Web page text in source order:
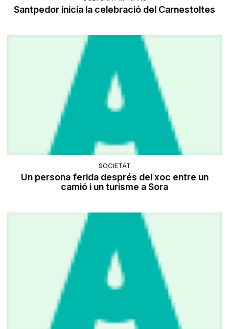
Santpedor inicia la celebració del Carnestoltes
SOCIETAT
Un persona ferida després del xoc entre un
camió i un turisme a Sora